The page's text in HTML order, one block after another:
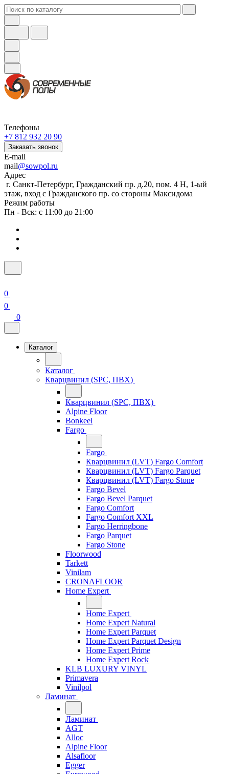
Телефоны
+7 812 932 20 90
Заказать звонок
E-mail
mail@sowpol.ru
Адрес
г. Санкт-Петербург, Гражданский пр. д.20, пом. 4 Н, 1-ый
этаж, вход с Гражданского пр. со стороны Максидома
Режим работы
Пн - Вск: с 11:00 до 21:00
0
0
0
Каталог
Каталог
Кварцвинил (SPC, ПВХ)
Кварцвинил (SPC, ПВХ)
Alpine Floor
Bonkeel
Fargo
Fargo
Кварцвинил (LVT) Fargo Comfort
Кварцвинил (LVT) Fargo Parquet
Кварцвинил (LVT) Fargo Stone
Fargo Bevel
Fargo Bevel Parquet
Fargo Comfort
Fargo Comfort XXL
Fargo Herringbone
Fargo Parquet
Fargo Stone
Floorwood
Tarkett
Vinilam
CRONAFLOOR
Home Expert
Home Expert
Home Expert Natural
Home Expert Parquet
Home Expert Parquet Design
Home Expert Prime
Home Expert Rock
KLB LUXURY VINYL
Primavera
Vinilpol
Ламинат
Ламинат
AGT
Alloc
Alpine Floor
Alsafloor
Egger